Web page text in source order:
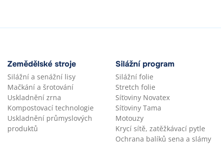
Zemědělské stroje
Silážní a senážní lisy
Mačkání a šrotování
Uskladnění zrna
Kompostovací technologie
Uskladnění průmyslových
produktů
Silážní program
Silážní folie
Stretch folie
Síťoviny Novatex
Síťoviny Tama
Motouzy
Krycí sítě, zatěžkávací pytle
Ochrana balíků sena a slámy